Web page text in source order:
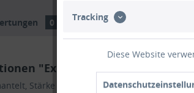
0 Trusted Shops
"Expanderseil weiß oder
Stärke 10 mm
Tracking
Diese Website